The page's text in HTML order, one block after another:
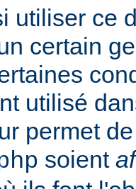
utiliser ce
certain
utilisé
permet
soient